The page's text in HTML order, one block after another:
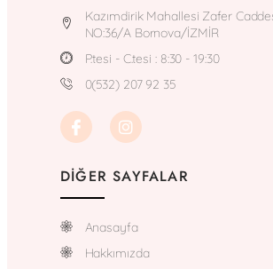
Kazımdirik Mahallesi Zafer
NO:36/A Bornova/İZMİR
P.tesi - C.tesi : 8:30 - 19:30
0(532) 207 92 35
DIĞER SAYFALAR
Anasayfa
Hakkımızda